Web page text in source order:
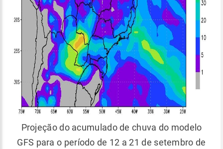
Projeção do acumulado de chuva do modelo
GFS para o período de 12 a 21 de setembro de